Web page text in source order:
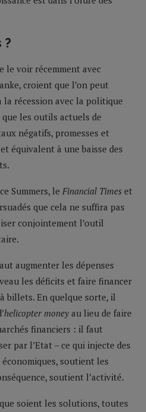
?
le voir récemment avec
croient que l’on peut
récession avec la politique
les outils actuels de
négatifs, promesses et
équivalent à une baisse des
Summers, le Financial Times et
que cela ne suffira pas
conjointement l’outil
augmenter les dépenses
les déficits et faire financer
billets. En quelque sorte, il
helicopter money au lieu de faire
financiers : il faut
par l’Etat – ce qui injecte des
soutient les
soutient l’activité.
soient les solutions, toutes